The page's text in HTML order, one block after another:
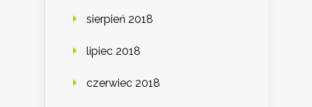
sierpień 2018
lipiec 2018
czerwiec 2018